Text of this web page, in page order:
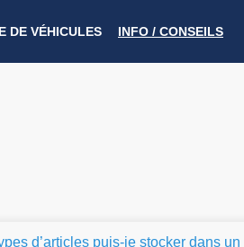
DE VÉHICULES INFO / CONSEILS​